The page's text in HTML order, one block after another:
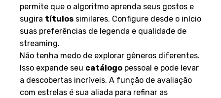
permite que o algoritmo aprenda seus gostos e
sugira títulos similares. Configure desde o início
suas preferências de legenda e qualidade de
streaming.
Não tenha medo de explorar gêneros diferentes.
Isso expande seu catálogo pessoal e pode levar
a descobertas incríveis. A função de avaliação
com estrelas é sua aliada para refinar as